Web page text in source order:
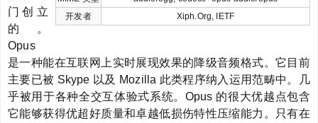
开发者
Xiph.Org, IETF
门创立
的。
Opus
是一种能在互联网上实时展现效果的降级音频格式。它目前
主要已被 Skype 以及 Mozilla 此类程序纳入运用范畴中。几
乎被用于各种全交互体验式系统。Opus 的很大优越点包含
它能够获得优超好质量和卓越低损伤特性压缩能力。只有在